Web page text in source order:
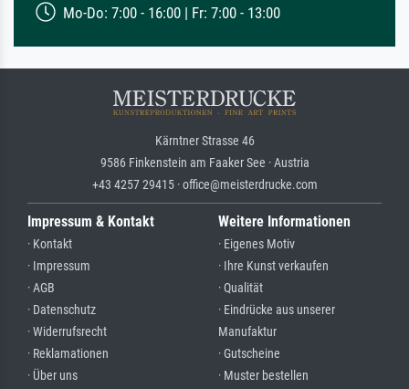
Mo-Do: 7:00 - 16:00 | Fr: 7:00 - 13:00
Kärntner Strasse 46
9586 Finkenstein am Faaker See · Austria
+43 4257 29415 · office@meisterdrucke.com
Impressum & Kontakt
· Kontakt
· Impressum
· AGB
· Datenschutz
· Widerrufsrecht
· Reklamationen
· Über uns
Weitere Informationen
· Eigenes Motiv
· Ihre Kunst verkaufen
· Qualität
· Eindrücke aus unserer
Manufaktur
· Gutscheine
· Muster bestellen